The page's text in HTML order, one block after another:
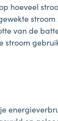
hoeveel
van de